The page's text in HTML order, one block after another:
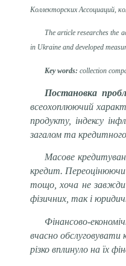
Коллекторских Ассоциаций,
The article researches the
in Ukraine and developed
Key words: collection
Постановка
всеохоплюючий
продукту, індексу
загалом та
Масове
кредит. Переоцінюючи
тощо, хоча не завжди
фізичних, так і
Фінансово-
вчасно
різко вплинуло на їх